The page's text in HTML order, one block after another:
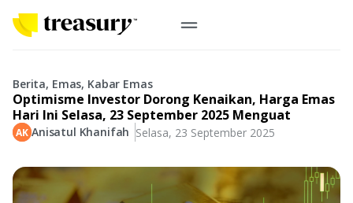
Emas Fisik
Logam Mulia
Antam, UBS
Event
Berita, Emas, Kabar Emas
Optimisme Investor Dorong Kenaikan, Harga Emas
Hari Ini Selasa, 23 September 2025 Menguat
Anisatul Khanifah Selasa, 23 September 2025